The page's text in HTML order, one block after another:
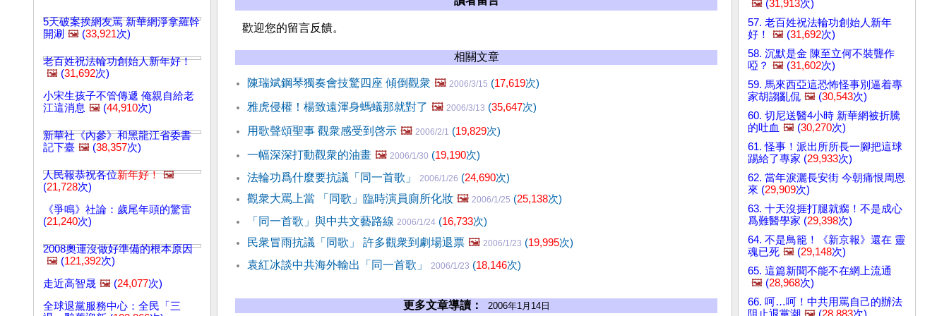
5天破案挨網友罵 新華網淨拿羅幹
開涮 🖼️ (33,921次)
老百姓祝法輪功創始人新年好！
🖼️ (31,692次)
小宋生孩子不管傳遞 俺親自給老
江這消息 🖼️ (44,910次)
新華社《內參》和黑龍江省委書
記下臺 🖼️ (38,357次)
人民報恭祝各位新年好！ 🖼️
(21,728次)
《爭鳴》社論：歲尾年頭的驚雷
(21,240次)
2008奧運沒做好準備的根本原因
🖼️ (121,392次)
走近高智晟 🖼️ (24,077次)
全球退黨服務中心：全民「三
歡迎您的留言反饋。
相關文章
陳瑞斌鋼琴獨奏會技驚四座 傾倒觀衆 🖼️ 2006/3/15 (17,619次)
雅虎侵權！楊致遠渾身螞蟻那就對了 🖼️ 2006/3/13 (35,647次)
用歌聲頌聖事 觀衆感受到啓示 🖼️ 2006/2/1 (19,829次)
一幅深深打動觀衆的油畫 🖼️ 2006/1/30 (19,190次)
法輪功爲什麼要抗議「同一首歌」
2006/1/26 (24,690次)
觀衆大罵上當 「同歌」臨時演員廁所化妝 🖼️ 2006/1/25 (25,138次)
「同一首歌」與中共文藝路線 2006/1/24 (16,733次)
民衆冒雨抗議「同歌」 許多觀衆到劇場退票 🖼️ 2006/1/23 (19,995次)
袁紅冰談中共海外輸出「同一首歌」
2006/1/23 (18,146次)
更多文章導讀： 2006年1月14日
🖼️ (31,913次)
57. 老百姓祝法輪功創始人新年
好！
🖼️ (31,692次)
58. 沉默是金 陳至立何不裝聾作
啞？ 🖼️ (31,602次)
59. 馬來西亞這恐怖怪事別逼着專
家胡謅亂侃 🖼️ (30,543次)
60. 切尼送醫4小時 新華網被折騰
的吐血 🖼️ (30,270次)
61. 怪事！派出所所長一腳把這球
踢給了專家 (29,933次)
62. 當年淚灑長安街 今朝痛恨周恩
來 (29,909次)
63. 十天沒捱打腿就瘸！不是成心
爲難醫學家 (29,398次)
64. 不是鳥籠！《新京報》還在 靈
魂已死 🖼️ (29,148次)
65. 這篇新聞不能不在網上流通
🖼️ (28,968次)
66. 呵…呵！中共用罵自己的辦法
阻止退黨潮 🖼️ (28,883次)